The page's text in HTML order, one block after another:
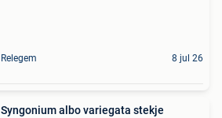
Relegem 8 jul 26
Syngonium albo variegata stekje